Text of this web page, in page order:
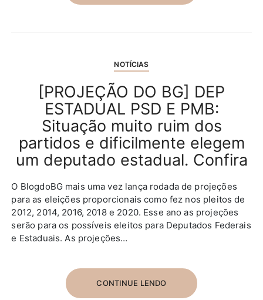
NOTÍCIAS
[PROJEÇÃO DO BG] DEP
ESTADUAL PSD E PMB:
Situação muito ruim dos
partidos e dificilmente elegem
um deputado estadual. Confira
O BlogdoBG mais uma vez lança rodada de projeções
para as eleições proporcionais como fez nos pleitos de
2012, 2014, 2016, 2018 e 2020. Esse ano as projeções
serão para os possíveis eleitos para Deputados Federais
e Estaduais. As projeções…
CONTINUE LENDO